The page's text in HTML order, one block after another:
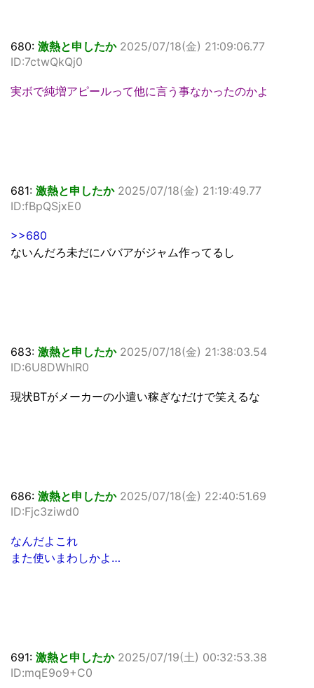
680: 激熱と申したか 2025/07/18(金) 21:09:06.77
ID:7ctwQkQj0
実ボで純増アピールって他に言う事なかったのかよ
681: 激熱と申したか 2025/07/18(金) 21:19:49.77
ID:fBpQSjxE0
>>680
ないんだろ未だにババアがジャム作ってるし
683: 激熱と申したか 2025/07/18(金) 21:38:03.54
ID:6U8DWhlR0
現状BTがメーカーの小遣い稼ぎなだけで笑えるな
686: 激熱と申したか 2025/07/18(金) 22:40:51.69
ID:Fjc3ziwd0
なんだよこれ
また使いまわしかよ…
691: 激熱と申したか 2025/07/19(土) 00:32:53.38
ID:mqE9o9+C0